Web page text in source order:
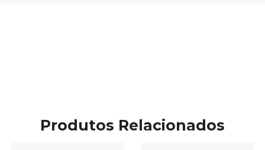
Produtos Relacionados